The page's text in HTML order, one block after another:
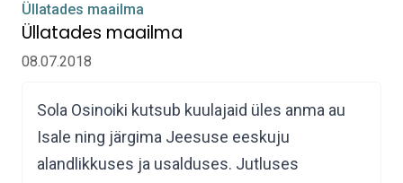
Üllatades maailma
Üllatades maailma
08.07.2018
Sola Osinoiki kutsub kuulajaid üles anma au
Isale ning järgima Jeesuse eeskuju
alandlikkuses ja usalduses. Jutluses